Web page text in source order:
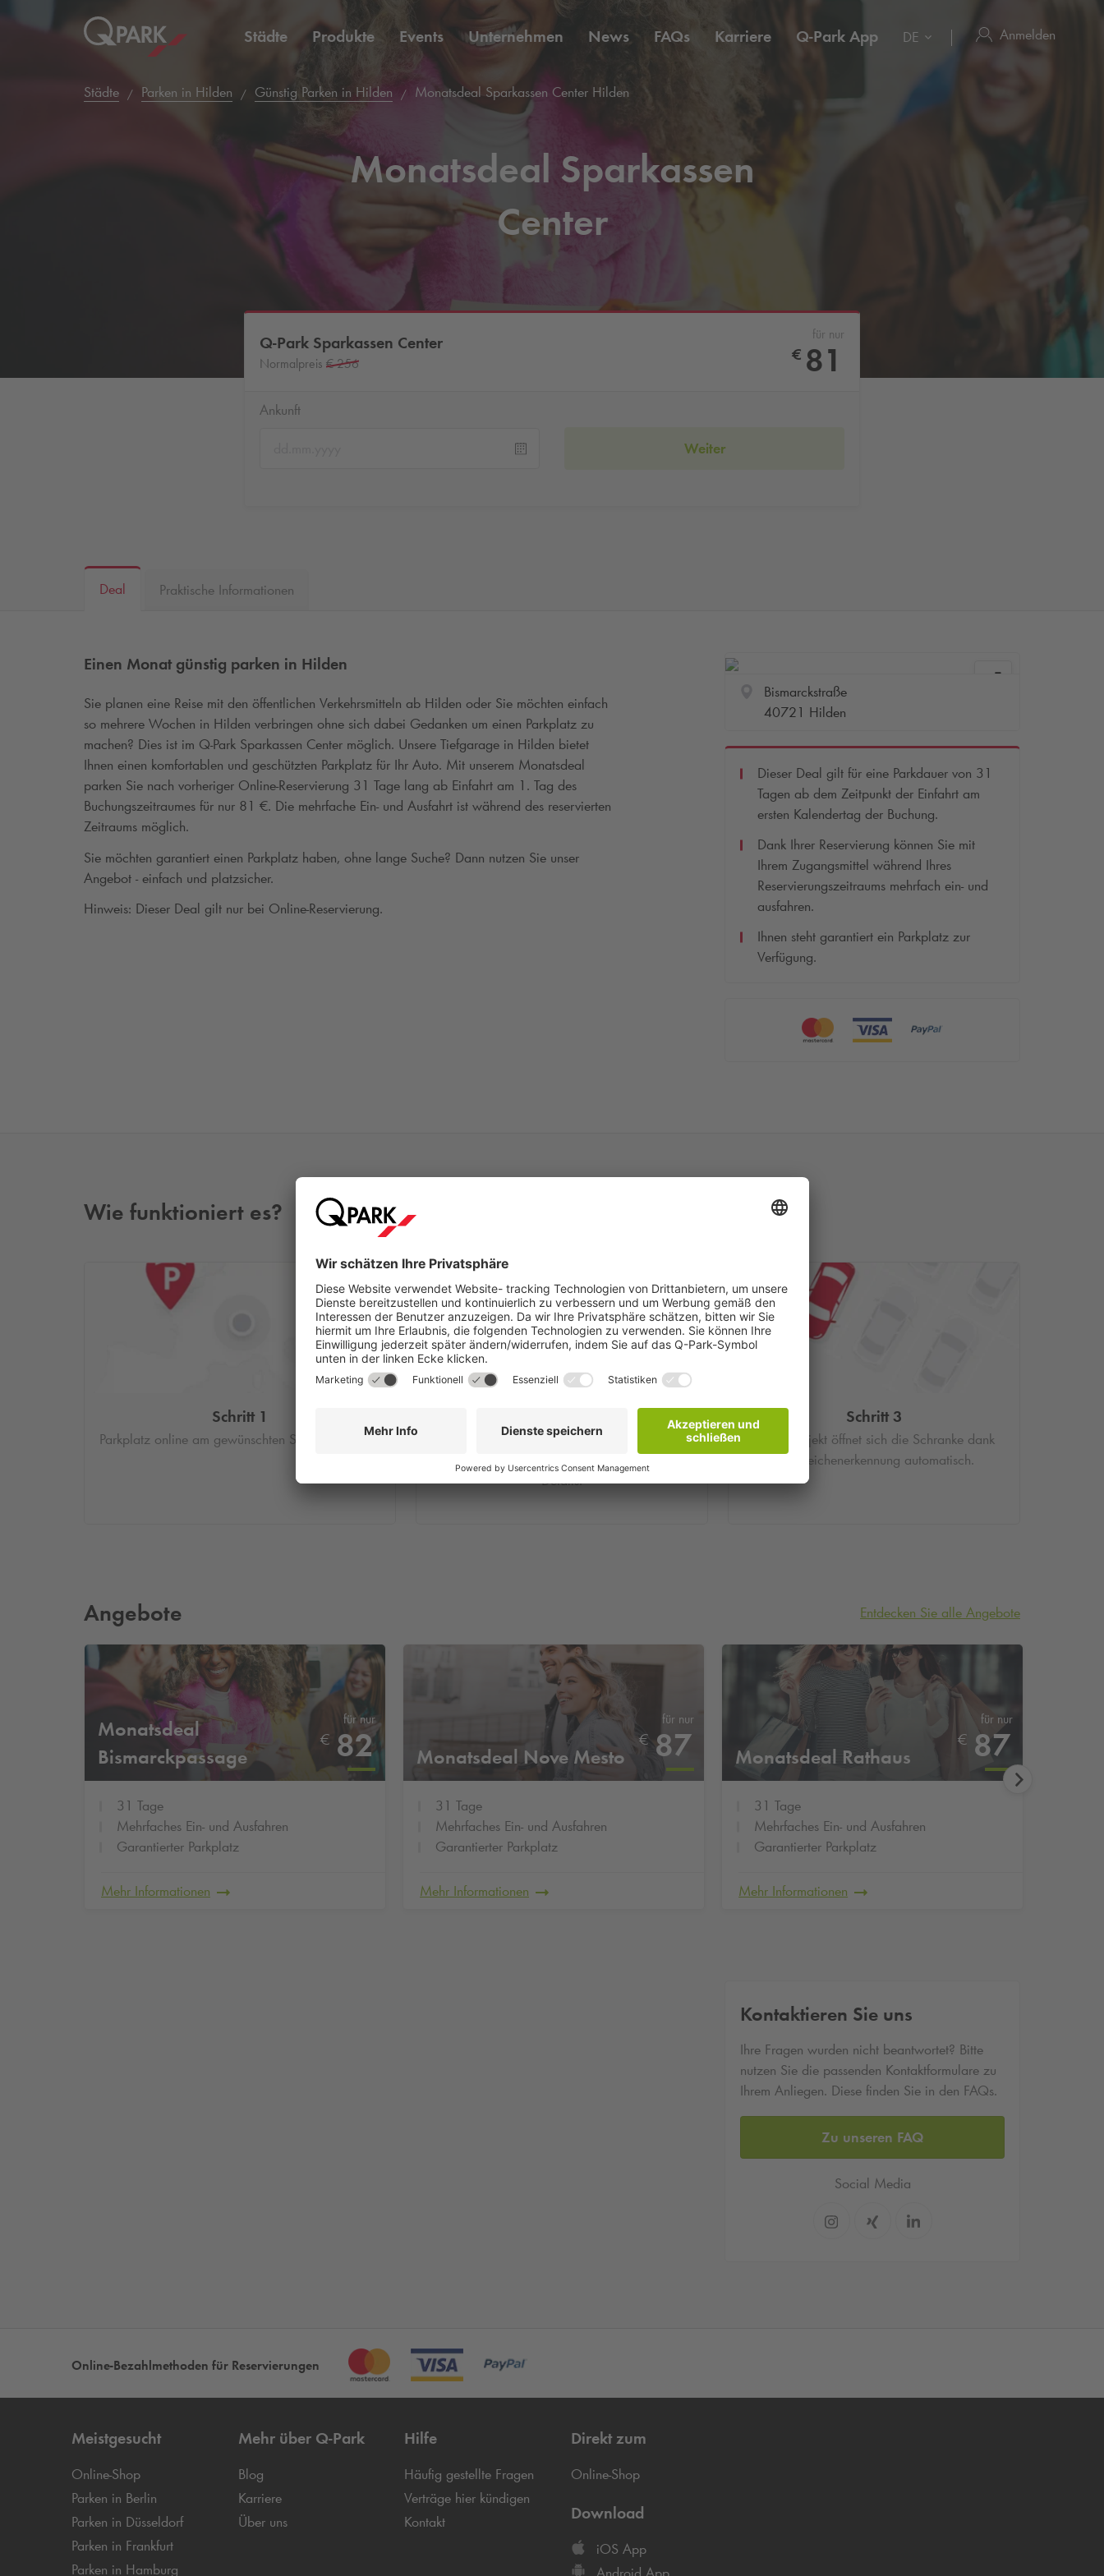
Städte Produkte Events Unternehmen News FAQs Karriere Q-Park App DE Anmelden
Städte Parken in Hilden Günstig Parken in Hilden Monatsdeal Sparkassen Center Hilden
Monatsdeal Sparkassen
Center
Q-Park Sparkassen Center
Normalpreis € 256
für nur
€ 81
Ankunft
Weiter
Deal Praktische Informationen
Einen Monat günstig parken in Hilden
Sie planen eine Reise mit den öffentlichen Verkehrsmitteln ab Hilden oder Sie möchten einfach
so mehrere Wochen in Hilden verbringen ohne sich dabei Gedanken um einen Parkplatz zu
machen? Dies ist im Q-Park Sparkassen Center möglich. Unsere Tiefgarage in Hilden bietet
Ihnen einen komfortablen und geschützten Parkplatz für Ihr Auto. Mit unserem Monatsdeal
parken Sie nach vorheriger Online-Reservierung 31 Tage lang ab Einfahrt am 1. Tag des
Buchungszeitraumes für nur 81 €. Die mehrfache Ein- und Ausfahrt ist während des reservierten
Zeitraums möglich.
Sie möchten garantiert einen Parkplatz haben, ohne lange Suche? Dann nutzen Sie unser
Angebot - einfach und platzsicher.
Hinweis: Dieser Deal gilt nur bei Online-Reservierung.
Bismarckstraße
40721 Hilden
Dieser Deal gilt für eine Parkdauer von 31
Tagen ab dem Zeitpunkt der Einfahrt am
ersten Kalendertag der Buchung.
Dank Ihrer Reservierung können Sie mit
Ihrem Zugangsmittel während Ihres
Reservierungszeitraums mehrfach ein- und
ausfahren.
Ihnen steht garantiert ein Parkplatz zur
Verfügung.
Wie funktioniert es?
Schritt 1
Parkplatz online am gewünschten Standort buchen
Sie erhalten innerhalb weniger Minuten eine
Buchungsbestätigung per E-Mail mit weiteren
Details.
Schritt 3
Im Parkobjekt öffnet sich die Schranke dank
Kennzeichenerkennung automatisch.
Angebote Entdecken Sie alle Angebote
Monatsdeal
Bismarckpassage
für nur
€ 82
31 Tage
Mehrfaches Ein- und Ausfahren
Garantierter Parkplatz
Mehr Informationen
Monatsdeal Nove Mesto
für nur
€ 87
31 Tage
Mehrfaches Ein- und Ausfahren
Garantierter Parkplatz
Mehr Informationen
Monatsdeal Rathaus
für nur
€ 87
31 Tage
Mehrfaches Ein- und Ausfahren
Garantierter Parkplatz
Mehr Informationen
Kontaktieren Sie uns
Ihre Fragen wurden nicht beantwortet? Bitte
nutzen Sie die passenden Kontaktformulare zu
Ihrem Anliegen. Diese finden Sie in den FAQs.
Zu unseren FAQ
Social Media
Online-Bezahlmethoden für Reservierungen
Meistgesucht
Online-Shop
Parken in Berlin
Parken in Düsseldorf
Parken in Frankfurt
Parken in Hamburg
Mehr über Q-Park
Blog
Karriere
Über uns
Hilfe
Häufig gestellte Fragen
Verträge hier kündigen
Kontakt
Direkt zum
Online-Shop
Download
iOS App